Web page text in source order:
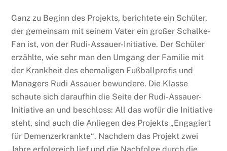
Ganz zu Beginn des Projekts, berichtete ein Schüler,
der gemeinsam mit seinem Vater ein großer Schalke-
Fan ist, von der Rudi-Assauer-Initiative. Der Schüler
erzählte, wie sehr man den Umgang der Familie mit
der Krankheit des ehemaligen Fußballprofis und
Managers Rudi Assauer bewundere. Die Klasse
schaute sich daraufhin die Seite der Rudi-Assauer-
Initiative an und beschloss: All das wofür die Initiative
steht, sind auch die Anliegen des Projekts „Engagiert
für Demenzerkrankte“. Nachdem das Projekt zwei